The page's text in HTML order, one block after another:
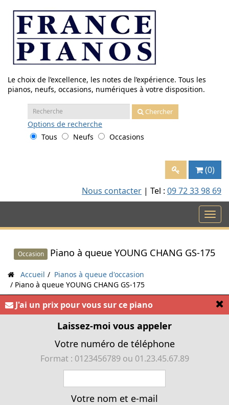
contenu
Le choix de l’excellence, les notes de l’expérience. Tous les
pianos, neufs, occasions, numériques à votre disposition.
Recherche
:
Chercher
Options de recherche
Tous
Neufs Occasions
(0)
Nous contacter | Tel : 09 72 33 98 69
Occasion Piano à queue YOUNG CHANG GS-175
Accueil
Pianos à queue d'occasion
Piano à queue YOUNG CHANG GS-175
« Piano à queue YOUNG CHANG GS-175 »
J'ai un prix pour vous sur ce piano
Laissez-moi vous appeler
Votre numéro de téléphone
Format : 0123456789 ou 01.23.45.67.89
Votre nom et e-mail